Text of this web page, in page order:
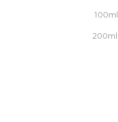
100ml
200ml